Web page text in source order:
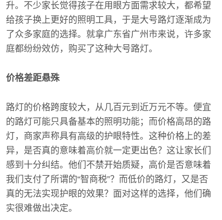
升。不少家长觉得孩子在用眼方面需求较大，都希望
给孩子换上更好的照明工具，于是大号路灯逐渐成为
了众多家庭的选择。就拿广东省广州市来说，许多家
庭都纷纷效仿，购买了这种大号路灯。
价格差距悬殊
路灯的价格跨度较大，从几百元到近万元不等。便宜
的路灯可能只具备基本的照明功能；而价格高昂的路
灯，商家声称具有高级的护眼特性。这种价格上的差
异，是否真的意味着高价就一定更出色？这让家长们
感到十分纠结。他们不禁开始质疑，高价是否意味着
我们支付了所谓的“智商税”？而低价的路灯，又是否
真的无法实现护眼的效果？面对这样的选择，他们确
实很难做出决定。